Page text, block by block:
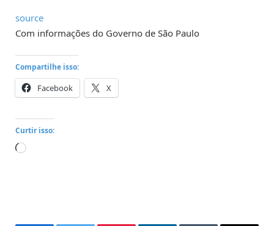
source
Com informações do Governo de São Paulo
Compartilhe isso:
Facebook X
Curtir isso:
Carregando...